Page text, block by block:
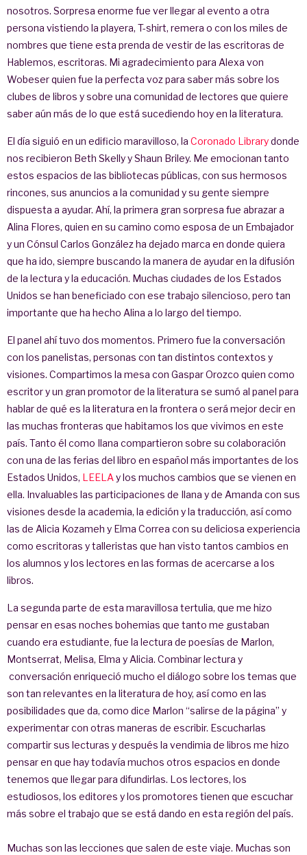
nosotros. Sorpresa enorme fue ver llegar al evento a otra
persona vistiendo la playera, T-shirt, remera o con los miles de
nombres que tiene esta prenda de vestir de las escritoras de
Hablemos, escritoras. Mi agradecimiento para Alexa von
Wobeser quien fue la perfecta voz para saber más sobre los
clubes de libros y sobre una comunidad de lectores que quiere
saber aún más de lo que está sucediendo hoy en la literatura.
El día siguió en un edificio maravilloso, la Coronado Librarydonde
nos recibieron Beth Skelly y Shaun Briley. Me emocionan tanto
estos espacios de las bibliotecas públicas, con sus hermosos
rincones, sus anuncios a la comunidad y su gente siempre
dispuesta a ayudar. Ahí, la primera gran sorpresa fue abrazar a
Alina Flores, quien en su camino como esposa de un Embajador
y un Cónsul Carlos González ha dejado marca en donde quiera
que ha ido, siempre buscando la manera de ayudar en la difusión
de la lectura y la educación. Muchas ciudades de los Estados
Unidos se han beneficiado con ese trabajo silencioso, pero tan
importante que ha hecho Alina a lo largo del tiempo.
El panel ahí tuvo dos momentos. Primero fue la conversación
con los panelistas, personas con tan distintos contextos y
visiones. Compartimos la mesa con Gaspar Orozco quien como
escritor y un gran promotor de la literatura se sumó al panel para
hablar de qué es la literatura en la frontera o será mejor decir en
las muchas fronteras que habitamos los que vivimos en este
país. Tanto él como Ilana compartieron sobre su colaboración
con una de las ferias del libro en español más importantes de los
Estados Unidos, LEELAy los muchos cambios que se vienen en
ella. Invaluables las participaciones de Ilana y de Amanda con sus
visiones desde la academia, la edición y la traducción, así como
las de Alicia Kozameh y Elma Correa con su deliciosa experiencia
como escritoras y talleristas que han visto tantos cambios en
los alumnos y los lectores en las formas de acercarse a los
libros.
La segunda parte de esta maravillosa tertulia, que me hizo
pensar en esas noches bohemias que tanto me gustaban
cuando era estudiante, fue la lectura de poesías de Marlon,
Montserrat, Melisa, Elma y Alicia. Combinar lectura y
conversación enriqueció mucho el diálogo sobre los temas que
son tan relevantes en la literatura de hoy, así como en las
posibilidades que da, como dice Marlon “salirse de la página” y
experimentar con otras maneras de escribir. Escucharlas
compartir sus lecturas y después la vendimia de libros me hizo
pensar en que hay todavía muchos otros espacios en donde
tenemos que llegar para difundirlas. Los lectores, los
estudiosos, los editores y los promotores tienen que escuchar
más sobre el trabajo que se está dando en esta región del país.
Muchas son las lecciones que salen de este viaje. Muchas son